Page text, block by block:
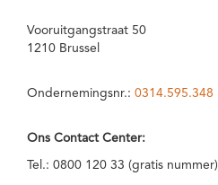
Vooruitgangstraat 50
1210 Brussel
Ondernemingsnr.: 0314.595.348
Ons Contact Center:
Tel.: 0800 120 33 (gratis nummer)